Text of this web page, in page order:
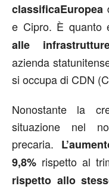
classificaEuropea
e Cipro. È quanto
alle
azienda
si occupa di CDN
Nonostante la
situazione nel
precaria.
9,8% rispetto al
rispetto allo